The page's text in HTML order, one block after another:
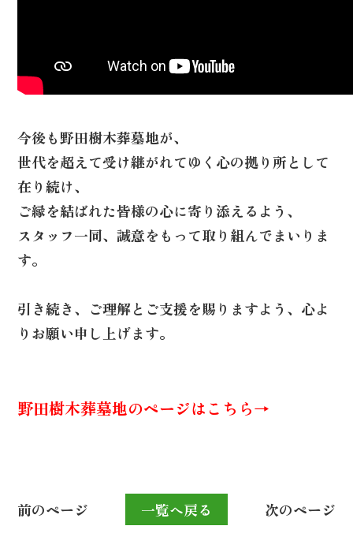
今後も野田樹木葬墓地が、
世代を超えて受け継がれてゆく心の拠り所として
在り続け、
ご縁を結ばれた皆様の心に寄り添えるよう、
スタッフ一同、誠意をもって取り組んでまいりま
す。
引き続き、ご理解とご支援を賜りますよう、心よ
りお願い申し上げます。
野田樹木葬墓地のページはこちら→
前のページ 一覧へ戻る 次のページ